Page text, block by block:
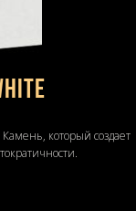
который создает